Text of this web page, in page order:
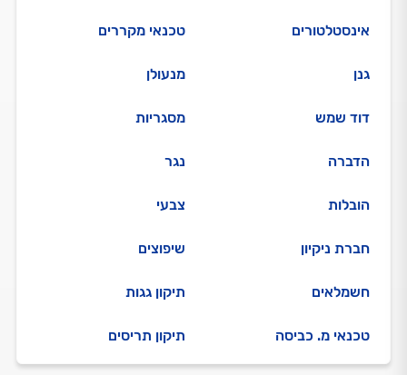
אינסטלטורים
גנן
דוד שמש
הדברה
הובלות
חברת ניקיון
חשמלאים
טכנאי מ. כביסה
טכנאי מקררים
מנעולן
מסגריות
נגר
צבעי
שיפוצים
תיקון גגות
תיקון תריסים